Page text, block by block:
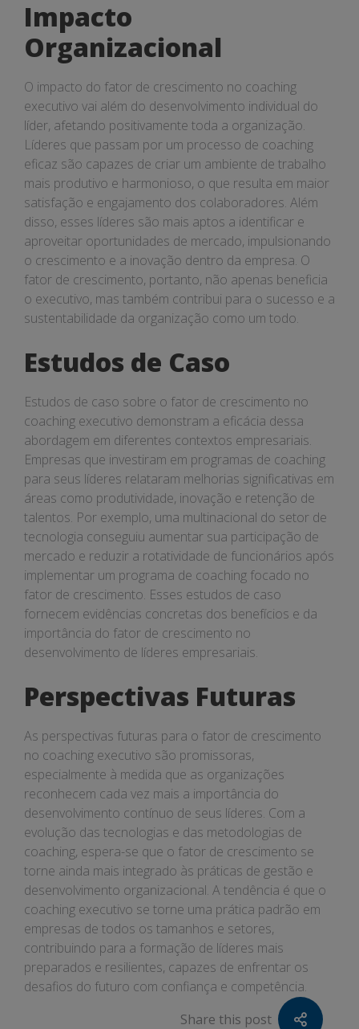
Impacto
Organizacional
O impacto do fator de crescimento no coaching
executivo vai além do desenvolvimento individual do
líder, afetando positivamente toda a organização.
Líderes que passam por um processo de coaching
eficaz são capazes de criar um ambiente de trabalho
mais produtivo e harmonioso, o que resulta em maior
satisfação e engajamento dos colaboradores. Além
disso, esses líderes são mais aptos a identificar e
aproveitar oportunidades de mercado, impulsionando
o crescimento e a inovação dentro da empresa. O
fator de crescimento, portanto, não apenas beneficia
o executivo, mas também contribui para o sucesso e a
sustentabilidade da organização como um todo.
Estudos de Caso
Estudos de caso sobre o fator de crescimento no
coaching executivo demonstram a eficácia dessa
abordagem em diferentes contextos empresariais.
Empresas que investiram em programas de coaching
para seus líderes relataram melhorias significativas em
áreas como produtividade, inovação e retenção de
talentos. Por exemplo, uma multinacional do setor de
tecnologia conseguiu aumentar sua participação de
mercado e reduzir a rotatividade de funcionários após
implementar um programa de coaching focado no
fator de crescimento. Esses estudos de caso
fornecem evidências concretas dos benefícios e da
importância do fator de crescimento no
desenvolvimento de líderes empresariais.
Perspectivas Futuras
As perspectivas futuras para o fator de crescimento
no coaching executivo são promissoras,
especialmente à medida que as organizações
reconhecem cada vez mais a importância do
desenvolvimento contínuo de seus líderes. Com a
evolução das tecnologias e das metodologias de
coaching, espera-se que o fator de crescimento se
torne ainda mais integrado às práticas de gestão e
desenvolvimento organizacional. A tendência é que o
coaching executivo se torne uma prática padrão em
empresas de todos os tamanhos e setores,
contribuindo para a formação de líderes mais
preparados e resilientes, capazes de enfrentar os
desafios do futuro com confiança e competência.
Share this post